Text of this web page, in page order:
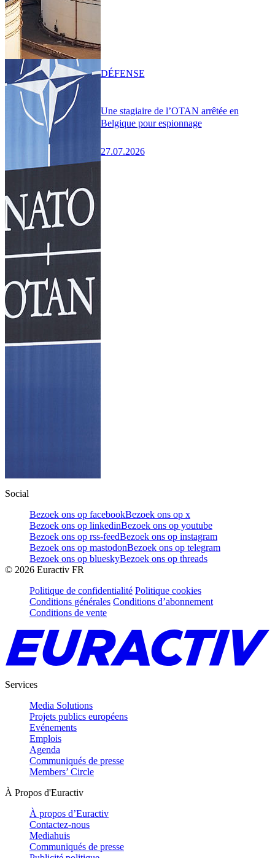
Une stagiaire de l’OTAN arrêtée en
Belgique pour espionnage
27.07.2026
DÉFENSE
Social
Bezoek ons op facebookBezoek ons op x
Bezoek ons op linkedinBezoek ons op youtube
Bezoek ons op rss-feedBezoek ons op instagram
Bezoek ons op mastodonBezoek ons op telegram
Bezoek ons op blueskyBezoek ons op threads
© 2026 Euractiv FR
Politique de confidentialité Politique cookies
Conditions générales Conditions d’abonnement
Conditions de vente
Services
Media Solutions
Projets publics européens
Evénements
Emplois
Agenda
Communiqués de presse
Members’ Circle
À Propos d'Euractiv
À propos d’Euractiv
Contactez-nous
Mediahuis
Communiqués de presse